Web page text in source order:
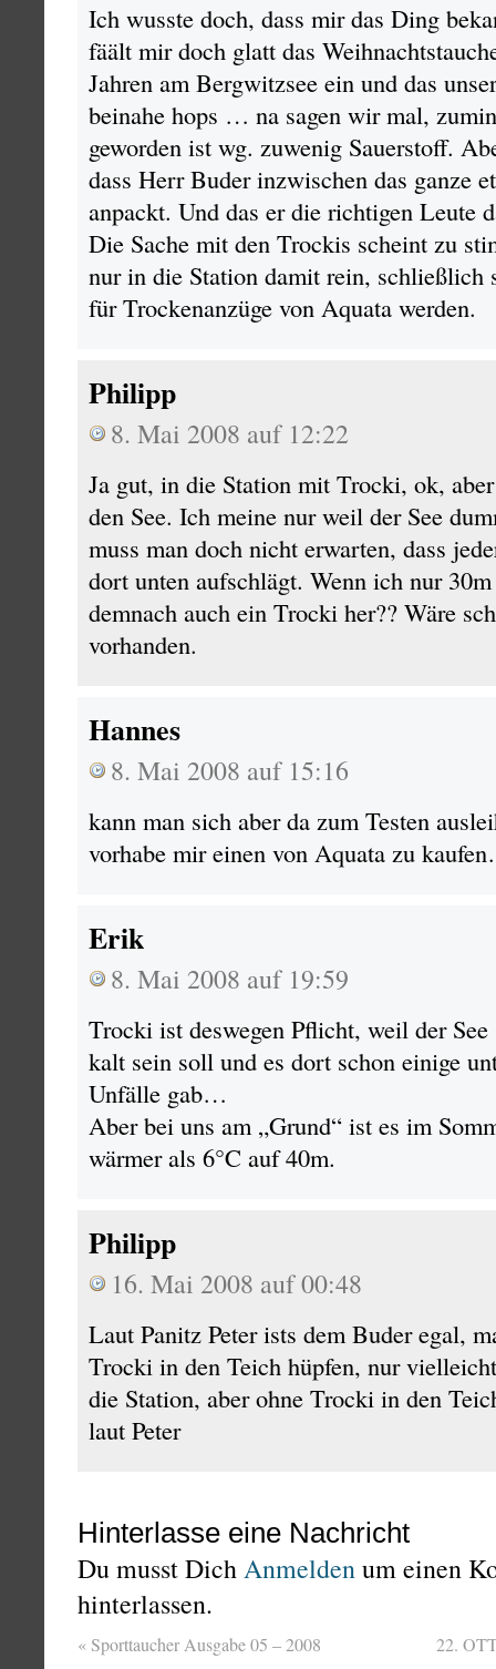
Ich wusste doch, dass mir das Ding
fäält mir doch glatt das
Jahren am Bergwitzsee ein und das
beinahe hops … na sagen wir mal,
geworden ist wg. zuwenig Sauerstoff.
dass Herr Buder inzwischen das ganze
anpackt. Und das er die richtigen Leute
Die Sache mit den Trockis scheint zu
nur in die Station damit rein, schließlich
für Trockenanzüge von Aquata werden.
Philipp
8. Mai 2008 auf 12:22
Ja gut, in die Station mit Trocki, ok,
den See. Ich meine nur weil der See
muss man doch nicht erwarten, dass
dort unten aufschlägt. Wenn ich nur
demnach auch ein Trocki her?? Wäre
vorhanden.
Hannes
8. Mai 2008 auf 15:16
kann man sich aber da zum Testen
vorhabe mir einen von Aquata zu
Erik
8. Mai 2008 auf 19:59
Trocki ist deswegen Pflicht, weil der
kalt sein soll und es dort schon einige
Unfälle gab…
Aber bei uns am „Grund“ ist es im
wärmer als 6°C auf 40m.
Philipp
16. Mai 2008 auf 00:48
Laut Panitz Peter ists dem Buder egal,
Trocki in den Teich hüpfen, nur
die Station, aber ohne Trocki in den
laut Peter
Hinterlasse eine Nachricht
Du musst DichAnmeldenum einen
hinterlassen.
« Sporttaucher Ausgabe 05 – 2008 22.